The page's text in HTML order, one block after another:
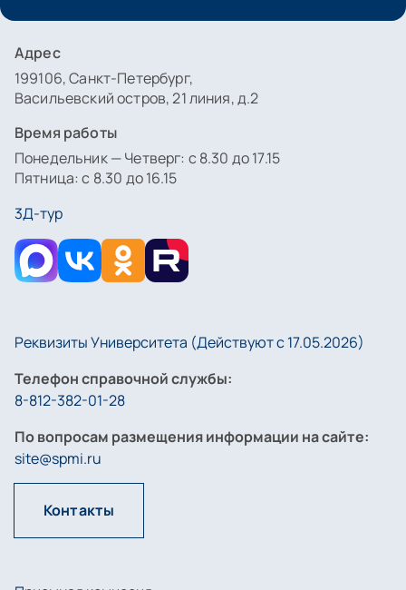
Адрес
199106, Санкт-Петербург,
Васильевский остров, 21 линия, д.2
Время работы
Понедельник — Четверг: с 8.30 до 17.15
Пятница: с 8.30 до 16.15
3Д-тур
Реквизиты Университета (Действуют с 17.05.2026)
Телефон справочной службы:
8-812-382-01-28
По вопросам размещения информации на сайте:
site@spmi.ru
Контакты